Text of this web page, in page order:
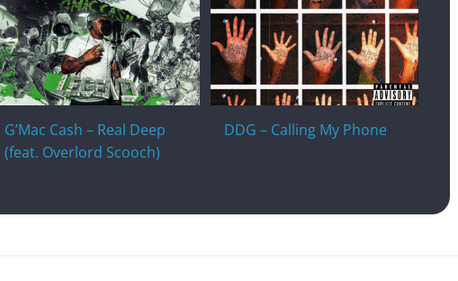
G’Mac Cash – Real Deep
(feat. Overlord Scooch)
DDG – Calling My Phone